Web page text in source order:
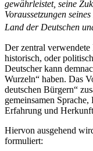
gewährleistet, seine
Voraussetzungen
Land der Deutschen
Der zentral
historisch, oder
Deutscher kann
Wurzeln“ haben. Das
deutschen Bürgern“
gemeinsamen
Erfahrung und
Hiervon ausgehend
formuliert: